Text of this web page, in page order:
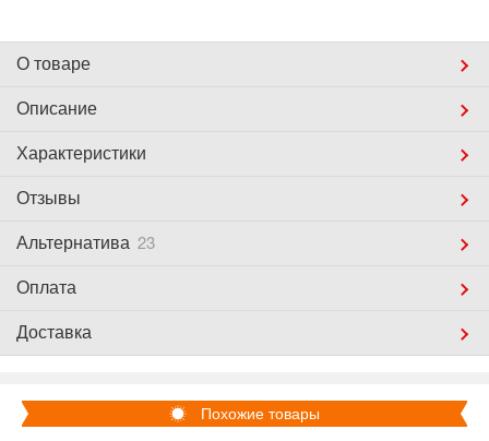
О товаре
Описание
Характеристики
Отзывы
Альтернатива 23
Оплата
Доставка
Похожие товары